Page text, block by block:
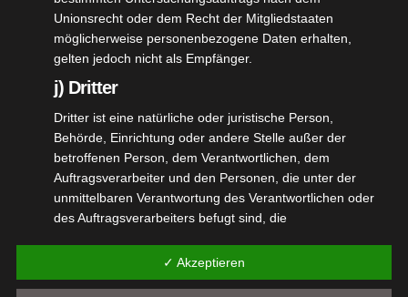
Überraschung bei der Königsfeier
NOV. 20, 2022 OBERSCHUETZENMEISTER
Eine solche Königsfeier hat der Schützenverein
Jagdschloss in seiner mehr als hundertjährigen
Geschichte noch nicht erlebt. Die Königsfamilie ist
tatsächlich eine Familie. Mit einer glatten 10 wurde
Unionsrecht oder dem Recht der Mitgliedstaaten
möglicherweise personenbezogene Daten erhalten,
gelten jedoch nicht als Empfänger.
j) Dritter
Dritter ist eine natürliche oder juristische Person,
Behörde, Einrichtung oder andere Stelle außer der
betroffenen Person, dem Verantwortlichen, dem
Auftragsverarbeiter und den Personen, die unter der
unmittelbaren Verantwortung des Verantwortlichen oder
des Auftragsverarbeiters befugt sind, die
k) Einwilligung✓ Akzeptieren